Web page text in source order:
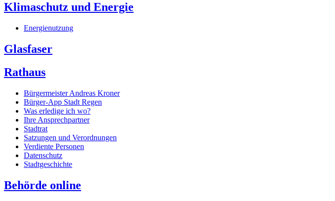
Klimaschutz und Energie
Energienutzung
Glasfaser
Rathaus
Bürgermeister Andreas Kroner
Bürger-App Stadt Regen
Was erledige ich wo?
Ihre Ansprechpartner
Stadtrat
Satzungen und Verordnungen
Verdiente Personen
Datenschutz
Stadtgeschichte
Behörde online